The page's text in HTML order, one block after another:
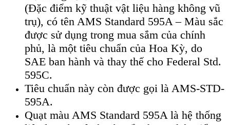
(Đặc điểm kỹ thuật vật liệu hàng không vũ
trụ), có tên AMS Standard 595A – Màu sắc
được sử dụng trong mua sắm của chính
phủ, là một tiêu chuẩn của Hoa Kỳ, do
SAE ban hành và thay thế cho Federal Std.
595C.
Tiêu chuẩn này còn được gọi là AMS-STD-
595A.
Quạt màu AMS Standard 595A là hệ thống